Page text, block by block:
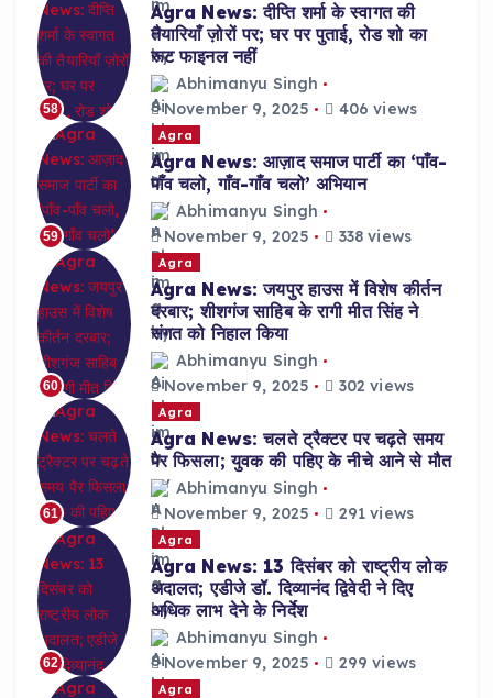
58
Agra News: दीप्ति शर्मा के स्वागत की
तैयारियाँ ज़ोरों पर; घर पर पुताई, रोड शो का
रूट फाइनल नहीं
Abhimanyu Singh
November 9, 2025
406 views
59
Agra
Agra News: आज़ाद समाज पार्टी का ‘पाँव-
पाँव चलो, गाँव-गाँव चलो’ अभियान
Abhimanyu Singh
November 9, 2025
338 views
60
Agra
Agra News: जयपुर हाउस में विशेष कीर्तन
दरबार; शीशगंज साहिब के रागी मीत सिंह ने
संगत को निहाल किया
Abhimanyu Singh
November 9, 2025
302 views
61
Agra
Agra News: चलते ट्रैक्टर पर चढ़ते समय
पैर फिसला; युवक की पहिए के नीचे आने से मौत
Abhimanyu Singh
November 9, 2025
291 views
62
Agra
Agra News: 13 दिसंबर को राष्ट्रीय लोक
अदालत; एडीजे डॉ. दिव्यानंद द्विवेदी ने दिए
अधिक लाभ देने के निर्देश
Abhimanyu Singh
November 9, 2025
299 views
Agra